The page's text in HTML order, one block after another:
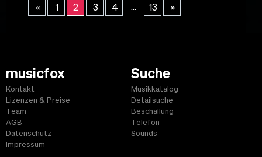
« 1 2 3 4 ... 13 »
musicfox
Kontakt
Lizenzen & Preise
Team
AGB
Datenschutz
Impressum
Suche
Musikkatalog
Detailsuche
Beschallung
Telefon
Sounds